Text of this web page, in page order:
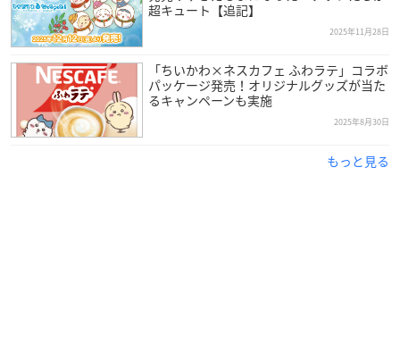
超キュート【追記】
2025年11月28日
「ちいかわ×ネスカフェ ふわラテ」コラボ
パッケージ発売！オリジナルグッズが当た
るキャンペーンも実施
2025年8月30日
もっと見る